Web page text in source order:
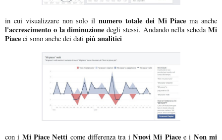
in cui visualizzare non solo il numero totale dei Mi Piace ma anche
l'accrescimento o la diminuzione degli stessi. Andando nella schedaMi
Piace ci sono anche dei dati più analitici
con i Mi Piace Netti come differenza tra iNuovi Mi Piacee i Non mi